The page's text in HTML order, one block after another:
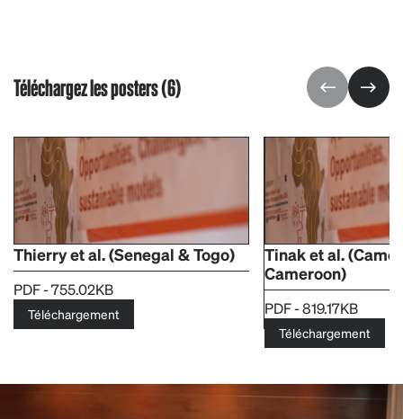
Téléchargez les posters (6)
Thierry et al. (Senegal & Togo)
PDF - 755.02KB
Téléchargement
Tinak et al.
Cameroon)
PDF - 819.17KB
Téléchargement